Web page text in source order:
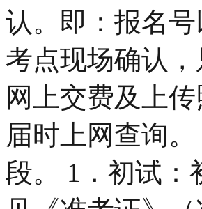
认。即：报名
考点现场确认
网上交费及上
届时上网查询
段。 1．初试：